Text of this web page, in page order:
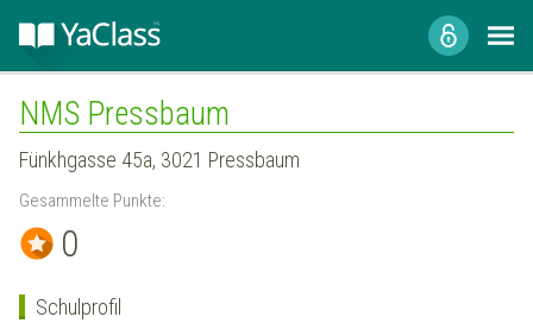
NMS Pressbaum
Fünkhgasse 45a, 3021 Pressbaum
Gesammelte Punkte:
0
Schulprofil